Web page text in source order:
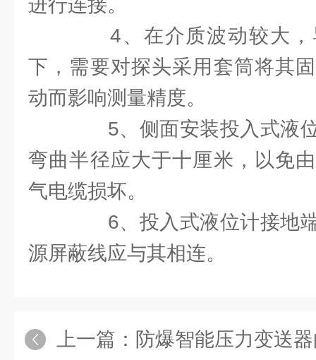
进行连接。
4、在介质波动较大，
下，需要对探头采用套筒将其
动而影响测量精度。
5、侧面安装投入式液位
弯曲半径应大于十厘米，以免
气电缆损坏。
6、投入式液位计接地端
源屏蔽线应与其相连。
上一篇： 防爆智能压力变送器的